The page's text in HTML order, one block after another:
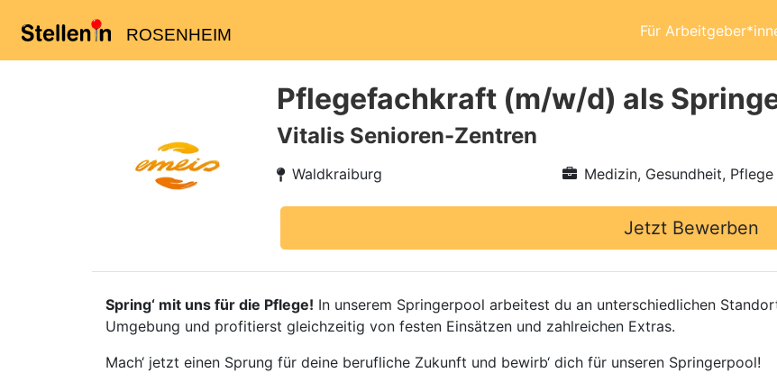
ROSENHEIM Für
Pflegefachkraft (m/w/d) als
Vitalis Senioren-Zentren
Waldkraiburg Medizin, Gesundheit, Pflege
Jetzt Bewerben
Spring‘ mit uns für die Pflege! In unserem Springerpool arbeitest du an unterschiedlichen
Umgebung und profitierst gleichzeitig von festen Einsätzen und zahlreichen Extras.
Mach‘ jetzt einen Sprung für deine berufliche Zukunft und bewirb‘ dich für unseren Springerpool!